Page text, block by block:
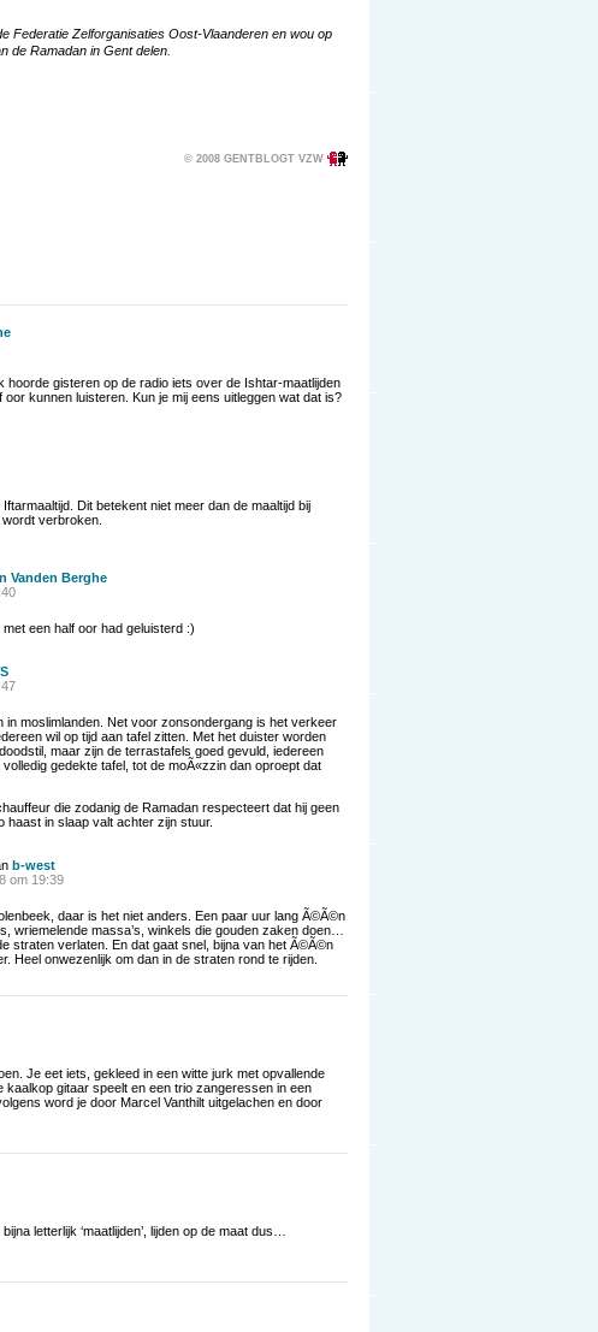
Federatie Zelforganisaties Oost-Vlaanderen en wou op
de Ramadan in Gent delen.
© 2008 GENTBLOGT VZW
gisteren op de radio iets over de Ishtar-maatlijden
kunnen luisteren. Kun je mij eens uitleggen wat dat is?
Dit betekent niet meer dan de maaltijd bij
verbroken.
Vanden Berghe
een half oor had geluisterd :)
in moslimlanden. Net voor zonsondergang is het verkeer
wil op tijd aan tafel zitten. Met het duister worden
maar zijn de terrastafels goed gevuld, iedereen
gedekte tafel, tot de moÃ«zzin dan oproept dat
die zodanig de Ramadan respecteert dat hij geen
haast in slaap valt achter zijn stuur.
b-west
om 19:39
daar is het niet anders. Een paar uur lang Ã©Ã©n
wriemelende massa’s, winkels die gouden zaken doen…
straten verlaten. En dat gaat snel, bijna van het Ã©Ã©n
Heel onwezenlijk om dan in de straten rond te rijden.
Je eet iets, gekleed in een witte jurk met opvallende
kaalkop gitaar speelt en een trio zangeressen in een
word je door Marcel Vanthilt uitgelachen en door
letterlijk ‘maatlijden’, lijden op de maat dus…